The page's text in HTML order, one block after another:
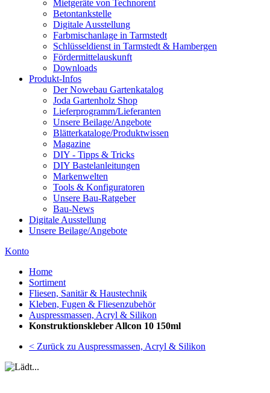
Mietgeräte von Technorent
Betontankstelle
Digitale Ausstellung
Farbmischanlage in Tarmstedt
Schlüsseldienst in Tarmstedt & Hambergen
Fördermittelauskunft
Downloads
Produkt-Infos
Der Nowebau Gartenkatalog
Joda Gartenholz Shop
Lieferprogramm/Lieferanten
Unsere Beilage/Angebote
Blätterkataloge/Produktwissen
Magazine
DIY - Tipps & Tricks
DIY Bastelanleitungen
Markenwelten
Tools & Konfiguratoren
Unsere Bau-Ratgeber
Bau-News
Digitale Ausstellung
Unsere Beilage/Angebote
Konto
Home
Sortiment
Fliesen, Sanitär & Haustechnik
Kleben, Fugen & Fliesenzubehör
Auspressmassen, Acryl & Silikon
Konstruktionskleber Allcon 10 150ml
< Zurück zu Auspressmassen, Acryl & Silikon